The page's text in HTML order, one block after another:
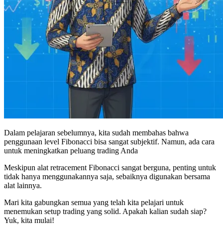
Dalam pelajaran sebelumnya, kita sudah membahas bahwa
penggunaan level Fibonacci bisa sangat subjektif. Namun, ada cara
untuk meningkatkan peluang trading Anda
Meskipun alat retracement Fibonacci sangat berguna, penting untuk
tidak hanya menggunakannya saja, sebaiknya digunakan bersama
alat lainnya.
Mari kita gabungkan semua yang telah kita pelajari untuk
menemukan setup trading yang solid. Apakah kalian sudah siap?
Yuk, kita mulai!